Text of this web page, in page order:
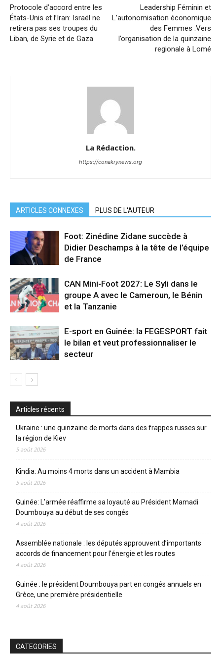
Protocole d’accord entre les
États-Unis et l’Iran: Israël ne
retirera pas ses troupes du
Liban, de Syrie et de Gaza
Leadership Féminin et
L’autonomisation économique
des Femmes :Vers
l’organisation de la quinzaine
regionale à Lomé
La Rédaction.
https://conakrynews.org
ARTICLES CONNEXES PLUS DE L'AUTEUR
Foot: Zinédine Zidane succède à
Didier Deschamps à la tête de l’équipe
de France
CAN Mini-Foot 2027: Le Syli dans le
groupe A avec le Cameroun, le Bénin
et la Tanzanie
E-sport en Guinée: la FEGESPORT fait
le bilan et veut professionnaliser le
secteur
Articles récents
Ukraine : une quinzaine de morts dans des frappes russes sur
la région de Kiev
5 août 2026
Kindia: Au moins 4 morts dans un accident à Mambia
5 août 2026
Guinée: L’armée réaffirme sa loyauté au Président Mamadi
Doumbouya au début de ses congés
4 août 2026
Assemblée nationale : les députés approuvent d’importants
accords de financement pour l’énergie et les routes
4 août 2026
Guinée : le président Doumbouya part en congés annuels en
Grèce, une première présidentielle
4 août 2026
CATEGORIES